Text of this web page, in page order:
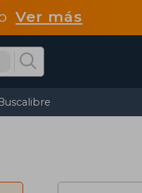
Ver más